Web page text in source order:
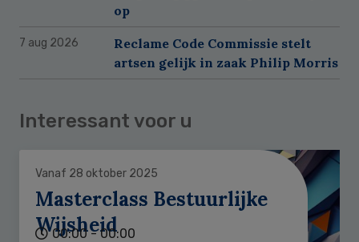
op
7 aug 2026
Reclame Code Commissie stelt
artsen gelijk in zaak Philip Morris
Interessant voor u
Vanaf 28 oktober 2025
Masterclass Bestuurlijke
Wijsheid
00:00 - 00:00